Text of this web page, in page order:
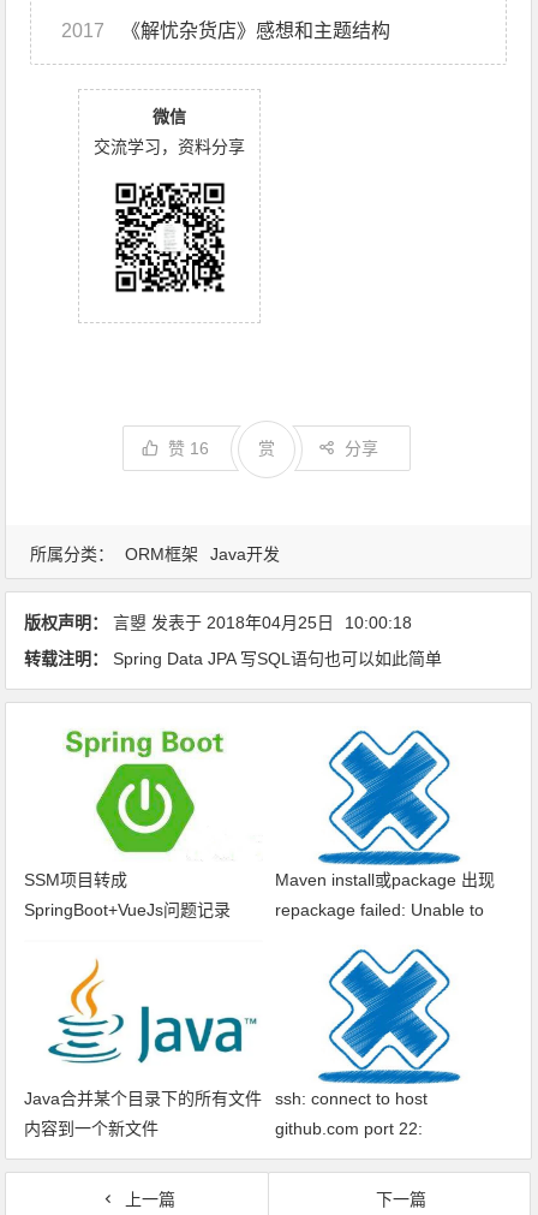
2017 《解忧杂货店》感想和主题结构
微信
交流学习，资料分享
赞 16 分享
赏
所属分类： ORM框架 Java开发
版权声明： 言曌 发表于 2018年04月25日
10:00:18
转载注明：
Spring Data JPA 写SQL语句也可以如此简单
SSM项目转成
SpringBoot+VueJs问题记录
Maven install或package 出现
repackage failed: Unable to
Java合并某个目录下的所有文件
内容到一个新文件
ssh: connect to host
github.com port 22:
Connection timed out fatal: xxx
上一篇
下一篇